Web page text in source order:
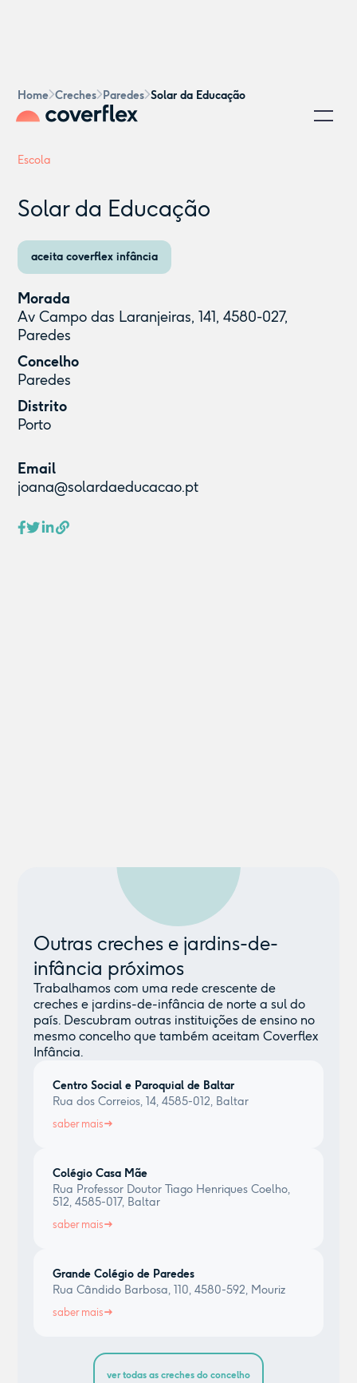
Home Creches Paredes Solar da Educação
Escola
Solar da Educação
aceita coverflex infância
Morada
Av Campo das Laranjeiras, 141, 4580-027,
Paredes
Concelho
Paredes
Distrito
Porto
Email
joana@solardaeducacao.pt
Outras creches e jardins-de-
infância próximos
Trabalhamos com uma rede crescente de
creches e jardins-de-infância de norte a sul do
país. Descubram outras instituições de ensino no
mesmo concelho que também aceitam Coverflex
Infância.
Centro Social e Paroquial de Baltar
Rua dos Correios, 14, 4585-012, Baltar
saber mais
Colégio Casa Mãe
Rua Professor Doutor Tiago Henriques Coelho,
512, 4585-017, Baltar
saber mais
Grande Colégio de Paredes
Rua Cândido Barbosa, 110, 4580-592, Mouriz
saber mais
ver todas as creches do concelho